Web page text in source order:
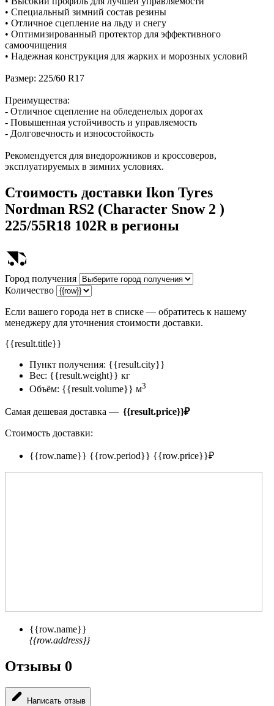
• Специальный зимний состав резины
• Отличное сцепление на льду и снегу
• Оптимизированный протектор для эффективного
самоочищения
• Надежная конструкция для жарких и морозных условий
Размер: 225/60 R17
Преимущества:
- Отличное сцепление на обледенелых дорогах
- Повышенная устойчивость и управляемость
- Долговечность и износостойкость
Рекомендуется для внедорожников и кроссоверов,
эксплуатируемых в зимних условиях.
Стоимость доставкиIkon Tyres
Nordman RS2 (Character Snow 2 )
225/55R18 102R в регионы
Город получения
Количество
Если вашего города нет в списке — обратитесь к нашему
менеджеру для уточнения стоимости доставки.
{{result.title}}
Пункт получения: {{result.city}}
Вес: {{result.weight}} кг
Объём: {{result.volume}} м3
Самая дешевая доставка — {{result.price}}₽
Стоимость доставки:
{{row.name}} {{row.period}} {{row.price}}₽
{{row.name}}
{{row.address}}
Отзывы 0
Написать отзыв